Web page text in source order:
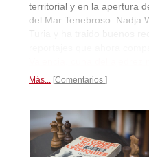
territorial y en la apertura
del Mar Tenebroso. Nadja
Más... Comentarios